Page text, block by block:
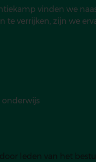
vinden we
te verrijken, zijn we
onderwijs
leden van het